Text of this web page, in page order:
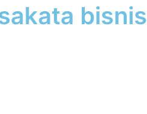
bisnis